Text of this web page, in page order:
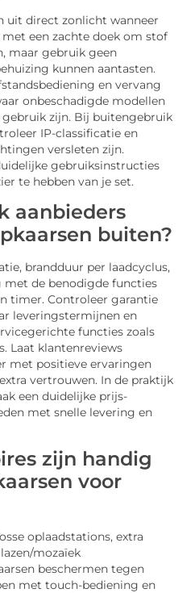
uit direct zonlicht wanneer
een zachte doek om stof
maar gebruik geen
kunnen aantasten.
en vervang
onbeschadigde modellen
gebruik zijn. Bij buitengebruik
IP-classificatie en
versleten zijn.
gebruiksinstructies
te hebben van je set.
aanbieders
buiten?
brandduur per laadcyclus,
de benodigde functies
timer. Controleer garantie
leveringstermijnen en
functies zoals
Laat klantenreviews
met positieve ervaringen
vertrouwen. In de praktijk
een duidelijke prijs-
met snelle levering en
zijn handig
voor
oplaadstations, extra
mozaïek
beschermen tegen
met touch-bediening en